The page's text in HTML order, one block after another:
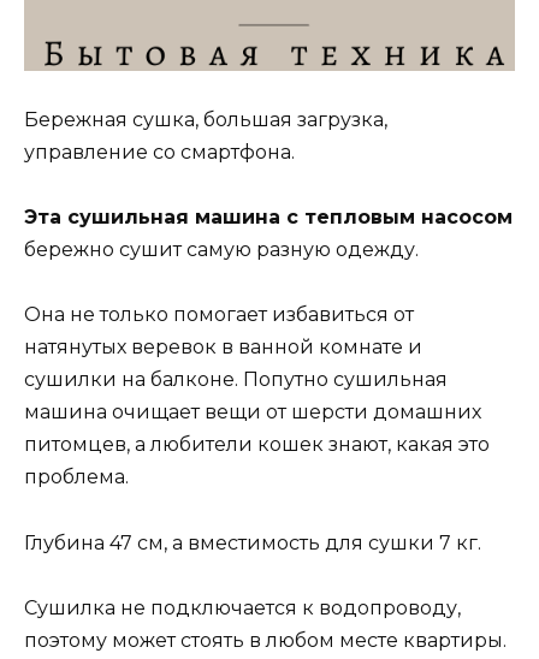
Бережная сушка, большая загрузка,
управление со смартфона.
Эта сушильная машина с тепловым насосом
бережно сушит самую разную одежду.
Она не только помогает избавиться от
натянутых веревок в ванной комнате и
сушилки на балконе. Попутно сушильная
машина очищает вещи от шерсти домашних
питомцев, а любители кошек знают, какая это
проблема.
Глубина 47 см, а вместимость для сушки 7 кг.
Сушилка не подключается к водопроводу,
поэтому может стоять в любом месте квартиры.